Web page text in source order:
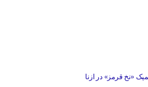
«نخ قرمز» در ازنا